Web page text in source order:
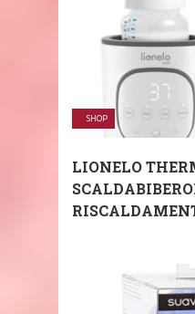
SHOP
LIONELO